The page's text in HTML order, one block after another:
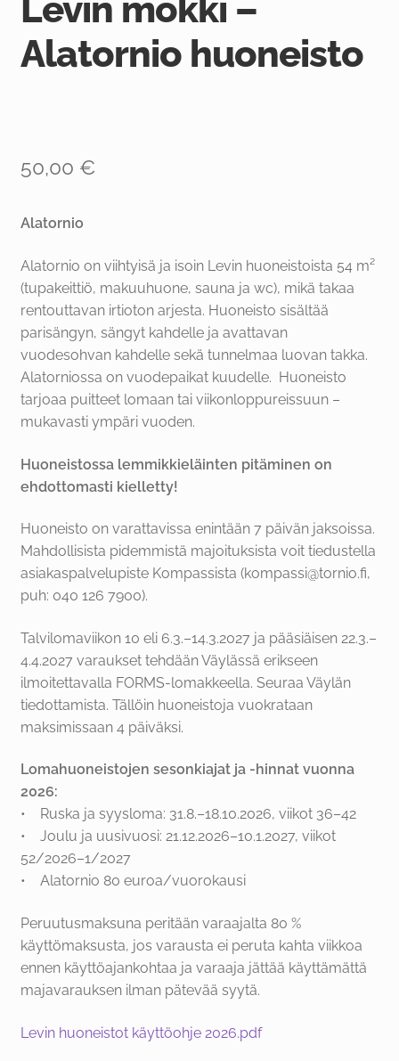
Levin mökki –
Alatornio huoneisto
50,00 €
Alatornio
Alatornio on viihtyisä ja isoin Levin huoneistoista 54 m²
(tupakeittiö, makuuhuone, sauna ja wc), mikä takaa
rentouttavan irtioton arjesta. Huoneisto sisältää
parisängyn, sängyt kahdelle ja avattavan
vuodesohvan kahdelle sekä tunnelmaa luovan takka.
Alatorniossa on vuodepaikat kuudelle. Huoneisto
tarjoaa puitteet lomaan tai viikonloppureissuun –
mukavasti ympäri vuoden.
Huoneistossa lemmikkieläinten pitäminen on
ehdottomasti kielletty!
Huoneisto on varattavissa enintään 7 päivän jaksoissa.
Mahdollisista pidemmistä majoituksista voit tiedustella
asiakaspalvelupiste Kompassista (kompassi@tornio.fi,
puh: 040 126 7900).
Talvilomaviikon 10 eli 6.3.–14.3.2027 ja pääsiäisen 22.3.–
4.4.2027 varaukset tehdään Väylässä erikseen
ilmoitettavalla FORMS-lomakkeella. Seuraa Väylän
tiedottamista. Tällöin huoneistoja vuokrataan
maksimissaan 4 päiväksi.
Lomahuoneistojen sesonkiajat ja -hinnat vuonna
2026:
• Ruska ja syysloma: 31.8.–18.10.2026, viikot 36–42
• Joulu ja uusivuosi: 21.12.2026–10.1.2027, viikot
52/2026–1/2027
• Alatornio 80 euroa/vuorokausi
Peruutusmaksuna peritään varaajalta 80 %
käyttömaksusta, jos varausta ei peruta kahta viikkoa
ennen käyttöajankohtaa ja varaaja jättää käyttämättä
majavarauksen ilman pätevää syytä.
Levin huoneistot käyttöohje 2026.pdf